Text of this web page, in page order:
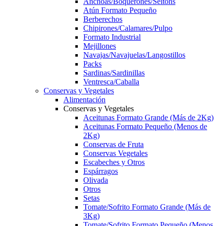
Atún Formato Pequeño
Berberechos
Chipirones/Calamares/Pulpo
Formato Industrial
Mejillones
Navajas/Navajuelas/Langostillos
Packs
Sardinas/Sardinillas
Ventresca/Caballa
Conservas y Vegetales
Alimentación
Conservas y Vegetales
Aceitunas Formato Grande (Más de 2Kg)
Aceitunas Formato Pequeño (Menos de
2Kg)
Conservas de Fruta
Conservas Vegetales
Escabeches y Otros
Espárragos
Olivada
Otros
Setas
Tomate/Sofrito Formato Grande (Más de
3Kg)